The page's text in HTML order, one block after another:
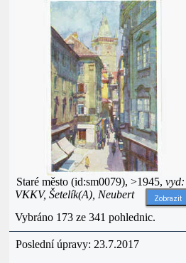
Staré město (id:sm0079), >1945, vyd:
VKKV, Šetelík(A), Neubert
Zobrazit
Vybráno 173 ze 341 pohlednic.
Poslední úpravy: 23.7.2017